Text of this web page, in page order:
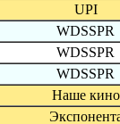
UPI
WDSSPR
WDSSPR
WDSSPR
Наше кино